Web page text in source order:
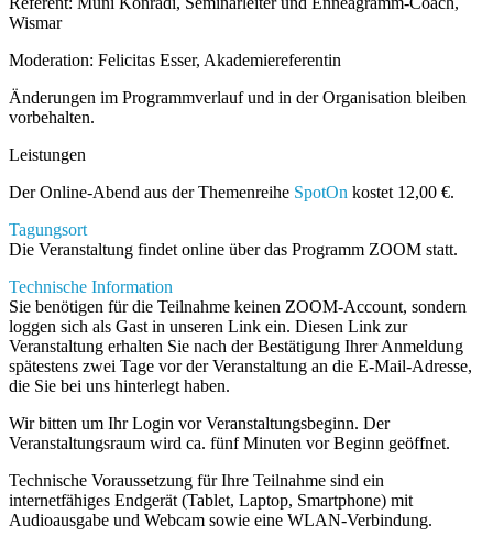
Wismar
Moderation: Felicitas Esser, Akademiereferentin
Änderungen im Programmverlauf und in der Organisation bleiben
vorbehalten.
Leistungen
Der Online-Abend aus der Themenreihe SpotOn kostet 12,00 €.
Tagungsort
Die Veranstaltung findet online über das Programm ZOOM statt.
Technische Information
Sie benötigen für die Teilnahme keinen ZOOM-Account, sondern
loggen sich als Gast in unseren Link ein. Diesen Link zur
Veranstaltung erhalten Sie nach der Bestätigung Ihrer Anmeldung
spätestens zwei Tage vor der Veranstaltung an die E-Mail-Adresse,
die Sie bei uns hinterlegt haben.
Wir bitten um Ihr Login vor Veranstaltungsbeginn. Der
Veranstaltungsraum wird ca. fünf Minuten vor Beginn geöffnet.
Technische Voraussetzung für Ihre Teilnahme sind ein
internetfähiges Endgerät (Tablet, Laptop, Smartphone) mit
Audioausgabe und Webcam sowie eine WLAN-Verbindung.